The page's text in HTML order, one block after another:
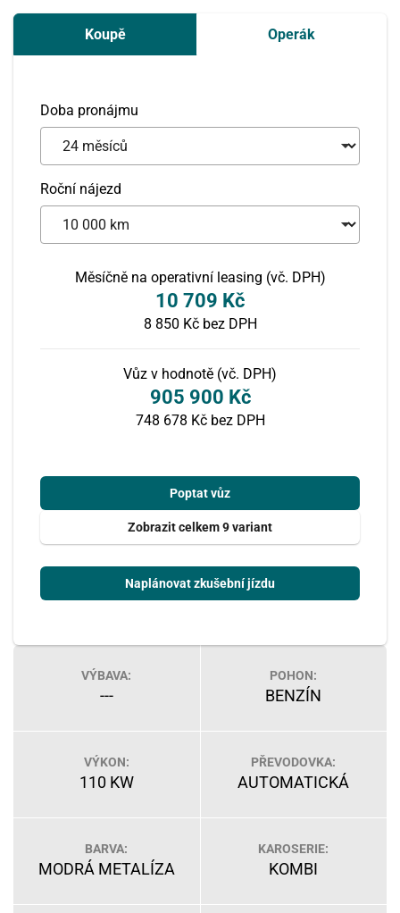
Koupě Operák
Doba pronájmu
Roční nájezd
Měsíčně na operativní leasing (vč. DPH)
10 709 Kč
8 850 Kčbez DPH
Vůz v hodnotě (vč. DPH)
905 900 Kč
748 678 Kč bez DPH
Poptat vůz
Zobrazit celkem 9 variant
Naplánovat zkušební jízdu
VÝBAVA:
---
POHON:
BENZÍN
VÝKON:
110 KW
PŘEVODOVKA:
AUTOMATICKÁ
BARVA:
MODRÁ METALÍZA
KAROSERIE:
KOMBI